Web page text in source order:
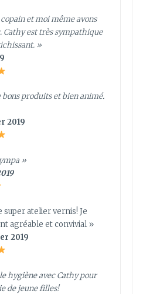
et moi même avons
Cathy est très sympathique
»
produits et bien animé.
2019
»
super atelier vernis! Je
agréable et convivial »
2019
hygiène avec Cathy pour
de jeune filles!